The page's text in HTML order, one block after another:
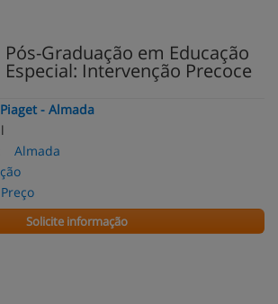
Pós-Graduação em Educação
Especial: Intervenção Precoce
- Almada
Almada
Solicite informação